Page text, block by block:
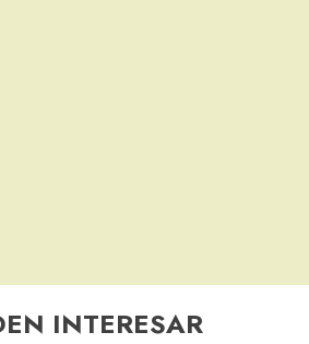
INTERESAR